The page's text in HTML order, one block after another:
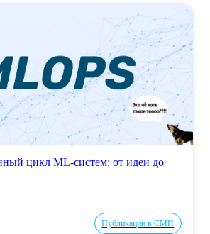
цикл ML-систем: от идеи до
Публикации в СМИ